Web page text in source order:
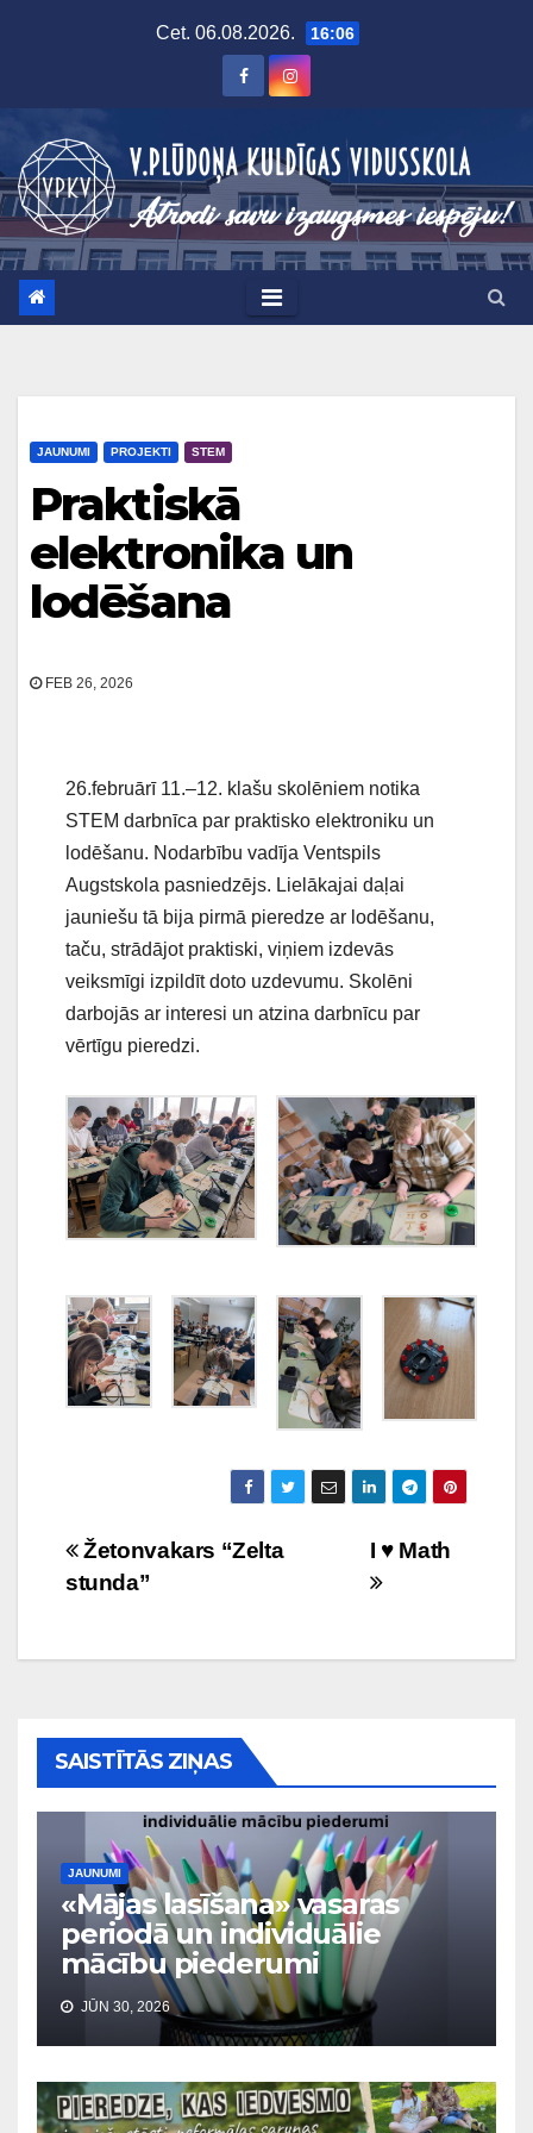
Cet. 06.08.2026. 16:06
JAUNUMI PROJEKTI STEM
Praktiskā
elektronika un
lodēšana
FEB 26, 2026
26.februārī 11.–12. klašu skolēniem notika
STEM darbnīca par praktisko elektroniku un
lodēšanu. Nodarbību vadīja Ventspils
Augstskola pasniedzējs. Lielākajai daļai
jauniešu tā bija pirmā pieredze ar lodēšanu,
taču, strādājot praktiski, viņiem izdevās
veiksmīgi izpildīt doto uzdevumu. Skolēni
darbojās ar interesi un atzina darbnīcu par
vērtīgu pieredzi.
Ziņu
I ♥️ Math
Žetonvakars “Zelta
stunda”
SAISTĪTĀS ZIŅAS
JAUNUMI
«Mājas lasīšana» vasaras
periodā un individuālie
mācību piederumi
JŪN 30, 2026